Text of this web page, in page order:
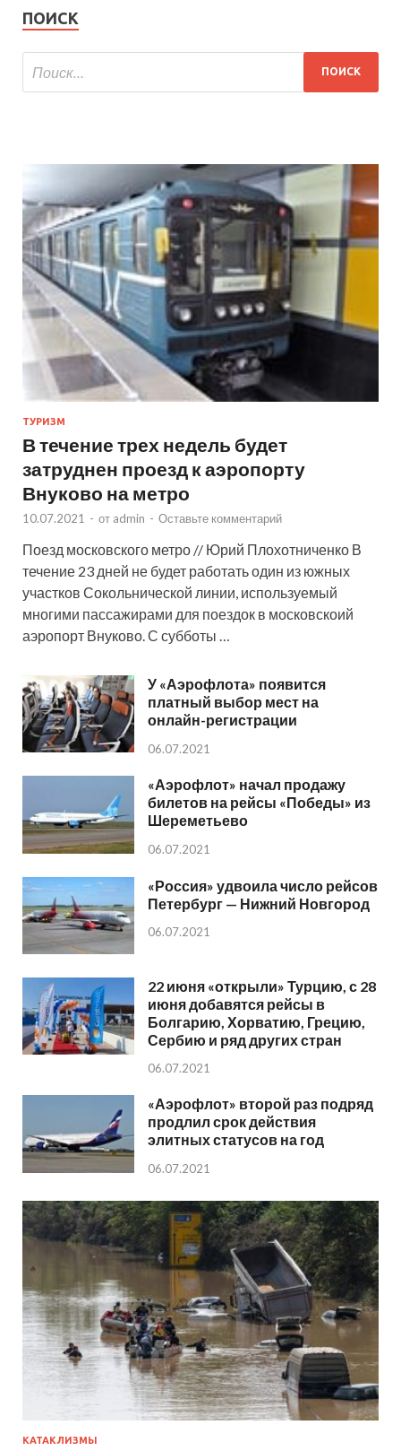
ПОИСК
ТУРИЗМ
В течение трех недель будет
затруднен проезд к аэропорту
Внуково на метро
10.07.2021 - от admin - Оставьте комментарий
Поезд московского метро // Юрий Плохотниченко В
течение 23 дней не будет работать один из южных
участков Сокольнической линии, используемый
многими пассажирами для поездок в московскоий
аэропорт Внуково. С субботы …
У «Аэрофлота» появится
платный выбор мест на
онлайн-регистрации
06.07.2021
«Аэрофлот» начал продажу
билетов на рейсы «Победы» из
Шереметьево
06.07.2021
«Россия» удвоила число рейсов
Петербург — Нижний Новгород
06.07.2021
22 июня «открыли» Турцию, с 28
июня добавятся рейсы в
Болгарию, Хорватию, Грецию,
Сербию и ряд других стран
06.07.2021
«Аэрофлот» второй раз подряд
продлил срок действия
элитных статусов на год
06.07.2021
КАТАКЛИЗМЫ